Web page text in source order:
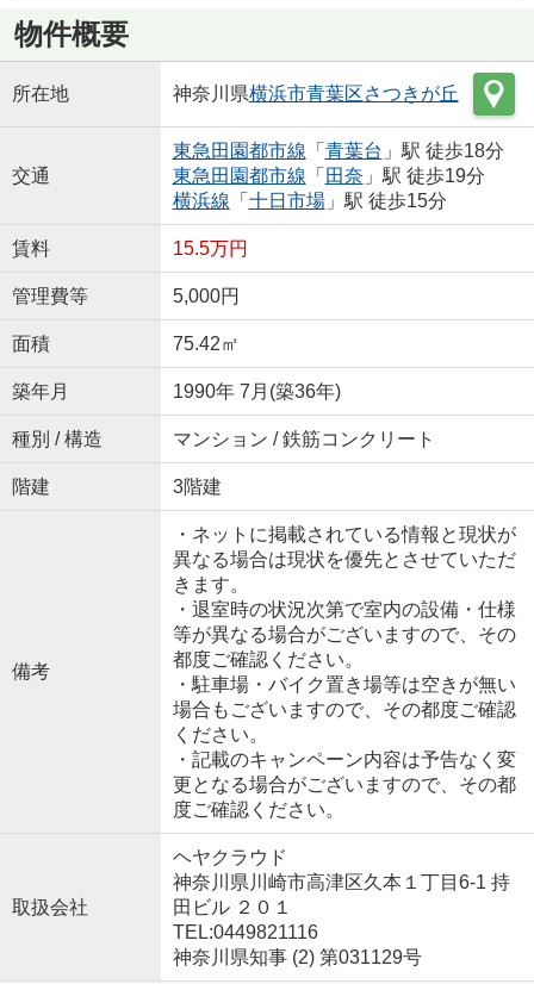
物件概要
所在地 神奈川県横浜市青葉区さつきが丘
交通
東急田園都市線 「 青葉台 」駅 徒歩18分
東急田園都市線 「 田奈 」駅 徒歩19分
横浜線 「 十日市場」駅 徒歩15分
賃料 15.5万円
管理費等 5,000円
面積 75.42㎡
築年月 1990年 7月(築36年)
種別 / 構造 マンション / 鉄筋コンクリート
階建 3階建
備考
・ネットに掲載されている情報と現状が
異なる場合は現状を優先とさせていただ
きます。
・退室時の状況次第で室内の設備・仕様
等が異なる場合がございますので、その
都度ご確認ください。
・駐車場・バイク置き場等は空きが無い
場合もございますので、その都度ご確認
ください。
・記載のキャンペーン内容は予告なく変
更となる場合がございますので、その都
度ご確認ください。
取扱会社
ヘヤクラウド
神奈川県川崎市高津区久本１丁目6-1 持
田ビル ２０１
TEL:0449821116
神奈川県知事 (2) 第031129号